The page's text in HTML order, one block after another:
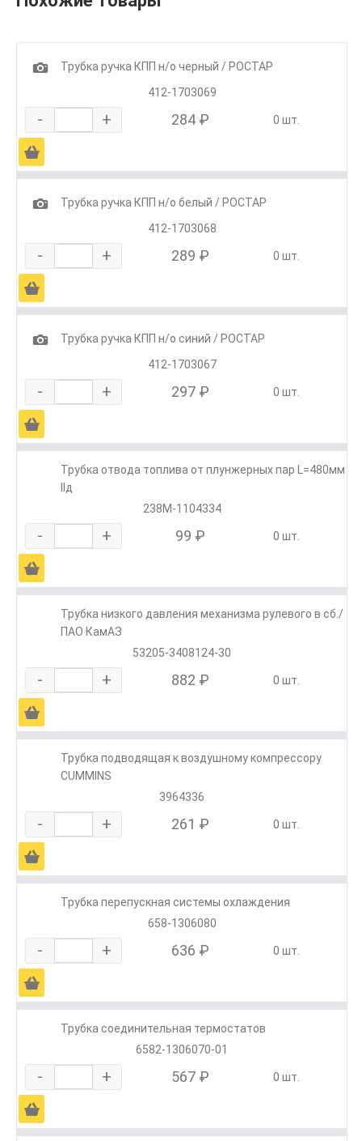
1
Трубка ручка КПП н/о черный / РОСТАР
412-1703069
- + 284 ₽ 0 шт.
Ä
1
Трубка ручка КПП н/о белый / РОСТАР
412-1703068
- + 289 ₽ 0 шт.
Ä
1
Трубка ручка КПП н/о синий / РОСТАР
412-1703067
- + 297 ₽ 0 шт.
Ä
Трубка отвода топлива от плунжерных пар L=480мм
IIд
238М-1104334
- + 99 ₽ 0 шт.
Ä
Трубка низкого давления механизма рулевого в сб./
ПАО КамАЗ
53205-3408124-30
- + 882 ₽ 0 шт.
Ä
Трубка подводящая к воздушному компрессору
CUMMINS
3964336
- + 261 ₽ 0 шт.
Ä
Трубка перепускная системы охлаждения
658-1306080
- + 636 ₽ 0 шт.
Ä
Трубка соединительная термостатов
6582-1306070-01
- + 567 ₽ 0 шт.
Ä